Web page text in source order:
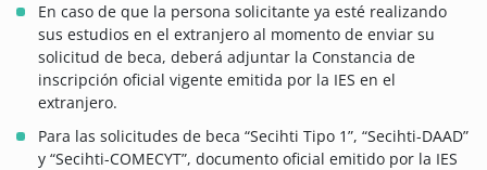
En caso de que la persona solicitante ya esté realizando
sus estudios en el extranjero al momento de enviar su
solicitud de beca, deberá adjuntar la Constancia de
inscripción oficial vigente emitida por la IES en el
extranjero.
Para las solicitudes de beca “Secihti Tipo 1”, “Secihti-DAAD”
y “Secihti-COMECYT”, documento oficial emitido por la IES